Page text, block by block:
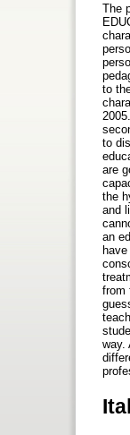
The
to
to
are
the
and
an
from
way.